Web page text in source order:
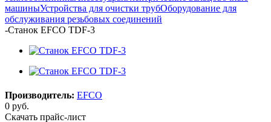
машиныУстройства для очистки трубОборудование для
обслуживания резьбовых соединений
-Станок EFCO TDF-3
Производитель: EFCO
0 руб.
Скачать прайс-лист